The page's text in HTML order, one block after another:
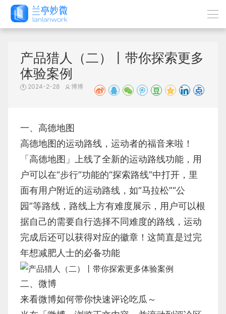
产品猎人（二）丨带你探索更多
体验案例
2024-2-28 博博
一、高德地图
高德地图的运动路线，运动者的福音来啦！
「高德地图」上线了全新的运动路线功能，用
户可以在“步行”功能的“探索路线”中打开，里
面有用户附近的运动路线，如“马拉松”“公
园”等路线，路线上方有难度展示，用户可以根
据自己的需要自行选择不同难度的路线，运动
完成后还可以获得对应的徽章！这简直是过完
年想减肥人士的必备功能
二、微博
来看微博如何带你快速评论吃瓜～